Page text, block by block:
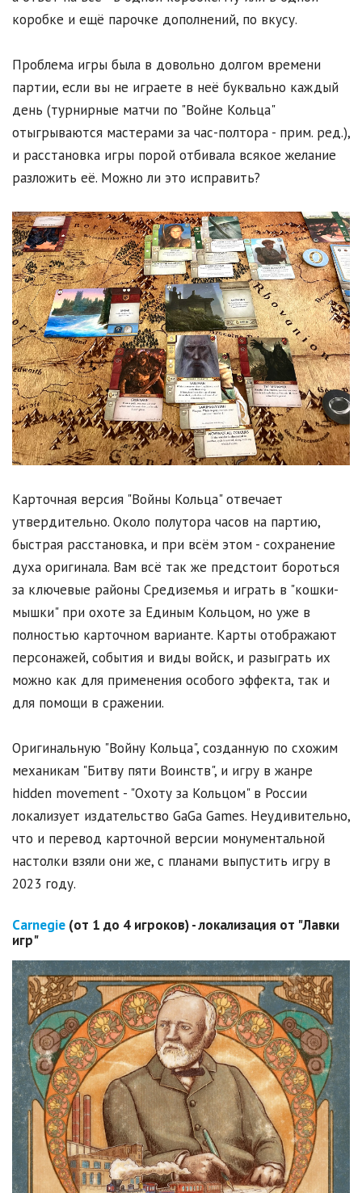
коробке и ещё парочке дополнений, по вкусу.
Проблема игры была в довольно долгом времени
партии, если вы не играете в неё буквально каждый
день (турнирные матчи по "Войне Кольца"
отыгрываются мастерами за час-полтора - прим. ред.),
и расстановка игры порой отбивала всякое желание
разложить её. Можно ли это исправить?
Карточная версия "Войны Кольца" отвечает
утвердительно. Около полутора часов на партию,
быстрая расстановка, и при всём этом - сохранение
духа оригинала. Вам всё так же предстоит бороться
за ключевые районы Средиземья и играть в "кошки-
мышки" при охоте за Единым Кольцом, но уже в
полностью карточном варианте. Карты отображают
персонажей, события и виды войск, и разыграть их
можно как для применения особого эффекта, так и
для помощи в сражении.
Оригинальную "Войну Кольца", созданную по схожим
механикам "Битву пяти Воинств", и игру в жанре
hidden movement - "Охоту за Кольцом" в России
локализует издательство GaGa Games. Неудивительно,
что и перевод карточной версии монументальной
настолки взяли они же, с планами выпустить игру в
2023 году.
Carnegie (от 1 до 4 игроков) - локализация от "Лавки
игр"